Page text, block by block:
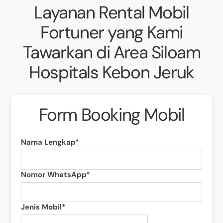
Layanan Rental Mobil
Fortuner yang Kami
Tawarkan di Area Siloam
Hospitals Kebon Jeruk
Form Booking Mobil
Nama Lengkap*
Nomor WhatsApp*
Jenis Mobil*